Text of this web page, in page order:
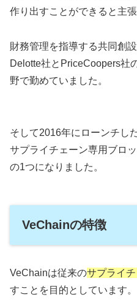
作り出すことができると主張
財務管理を指導する共同創
Delotte社とPriceCoopers社
野で勤めていました。
そして2016年にローンチし
サプライチェーン専用ブロ
の1つになりました。
VeChainの特徴
VeChainは従来のサプライ
すことを目的としています。